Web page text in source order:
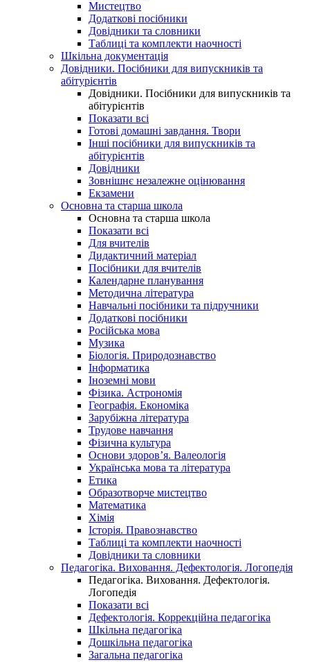
Мистецтво
Додаткові посібники
Довідники та словники
Таблиці та комплекти наочності
Шкільна документація
Довідники. Посібники для випускників та
абітурієнтів
Довідники. Посібники для випускників та
абітурієнтів
Показати всі
Готові домашні завдання. Твори
Інші посібники для випускників та
абітурієнтів
Довідники
Зовнішнє незалежне оцінювання
Екзамени
Основна та старша школа
Основна та старша школа
Показати всі
Для вчителів
Дидактичний матеріал
Посібники для вчителів
Календарне планування
Методична література
Навчальні посібники та підручники
Додаткові посібники
Російська мова
Музика
Біологія. Природознавство
Інформатика
Іноземні мови
Фізика. Астрономія
Географія. Економіка
Зарубіжна література
Трудове навчання
Фізична культура
Основи здоров’я. Валеологія
Українська мова та література
Етика
Образотворче мистецтво
Математика
Хімія
Історія. Правознавство
Таблиці та комплекти наочності
Довідники та словники
Педагогіка. Виховання. Дефектологія. Логопедія
Педагогіка. Виховання. Дефектологія.
Логопедія
Показати всі
Дефектологія. Коррекційна педагогіка
Шкільна педагогіка
Дошкільна педагогіка
Загальна педагогіка